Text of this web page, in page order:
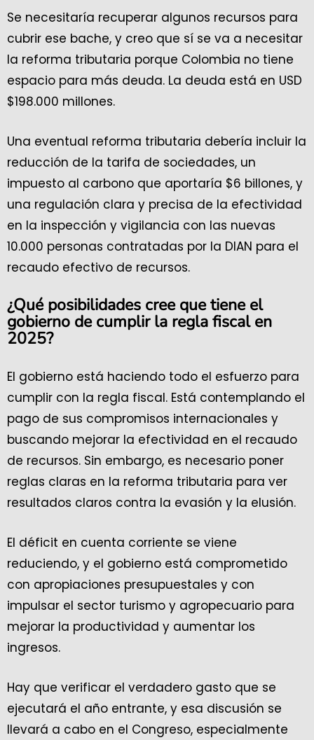
Se necesitaría recuperar algunos recursos para
cubrir ese bache, y creo que sí se va a necesitar
la reforma tributaria porque Colombia no tiene
espacio para más deuda. La deuda está en USD
$198.000 millones.
Una eventual reforma tributaria debería incluir la
reducción de la tarifa de sociedades, un
impuesto al carbono que aportaría $6 billones, y
una regulación clara y precisa de la efectividad
en la inspección y vigilancia con las nuevas
10.000 personas contratadas por la DIAN para el
recaudo efectivo de recursos.
¿Qué posibilidades cree que tiene el
gobierno de cumplir la regla fiscal en
2025?
El gobierno está haciendo todo el esfuerzo para
cumplir con la regla fiscal. Está contemplando el
pago de sus compromisos internacionales y
buscando mejorar la efectividad en el recaudo
de recursos. Sin embargo, es necesario poner
reglas claras en la reforma tributaria para ver
resultados claros contra la evasión y la elusión.
El déficit en cuenta corriente se viene
reduciendo, y el gobierno está comprometido
con apropiaciones presupuestales y con
impulsar el sector turismo y agropecuario para
mejorar la productividad y aumentar los
ingresos.
Hay que verificar el verdadero gasto que se
ejecutará el año entrante, y esa discusión se
llevará a cabo en el Congreso, especialmente